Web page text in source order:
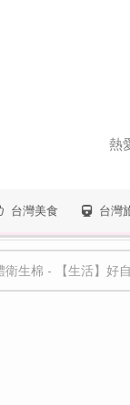
熱
台灣美食 台灣
衛生棉 - 【生活】好